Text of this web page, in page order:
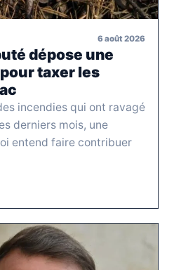
6 août 2026
dépose une
taxer les
incendies qui ont ravagé
derniers mois, une
entend faire contribuer